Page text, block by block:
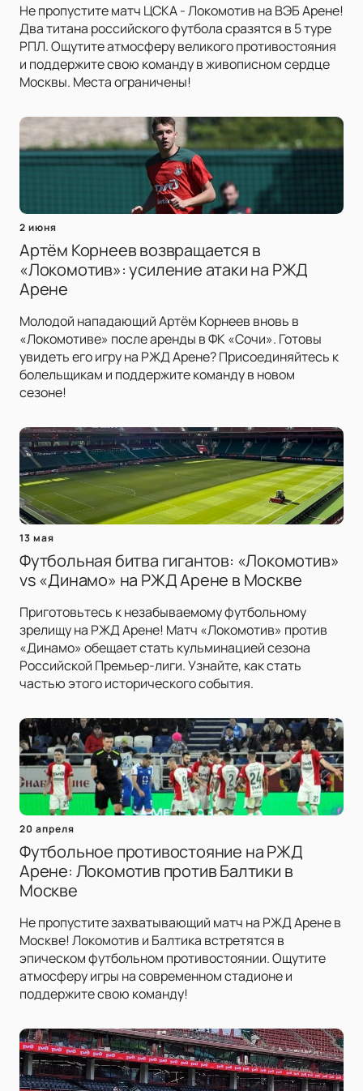
Не пропустите матч ЦСКА - Локомотив на ВЭБ Арене!
Два титана российского футбола сразятся в 5 туре
РПЛ. Ощутите атмосферу великого противостояния
и поддержите свою команду в живописном сердце
Москвы. Места ограничены!
2 июня
Артём Корнеев возвращается в
«Локомотив»: усиление атаки на РЖД
Арене
Молодой нападающий Артём Корнеев вновь в
«Локомотиве» после аренды в ФК «Сочи». Готовы
увидеть его игру на РЖД Арене? Присоединяйтесь к
болельщикам и поддержите команду в новом
сезоне!
13 мая
Футбольная битва гигантов: «Локомотив»
vs «Динамо» на РЖД Арене в Москве
Приготовьтесь к незабываемому футбольному
зрелищу на РЖД Арене! Матч «Локомотив» против
«Динамо» обещает стать кульминацией сезона
Российской Премьер-лиги. Узнайте, как стать
частью этого исторического события.
20 апреля
Футбольное противостояние на РЖД
Арене: Локомотив против Балтики в
Москве
Не пропустите захватывающий матч на РЖД Арене в
Москве! Локомотив и Балтика встретятся в
эпическом футбольном противостоянии. Ощутите
атмосферу игры на современном стадионе и
поддержите свою команду!